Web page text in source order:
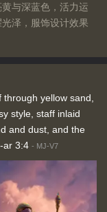
与深蓝色，活力运
泽，服饰设计效果
yellow sand,
style, staff inlaid
and dust, and the
ar 3:4 - MJ-V7